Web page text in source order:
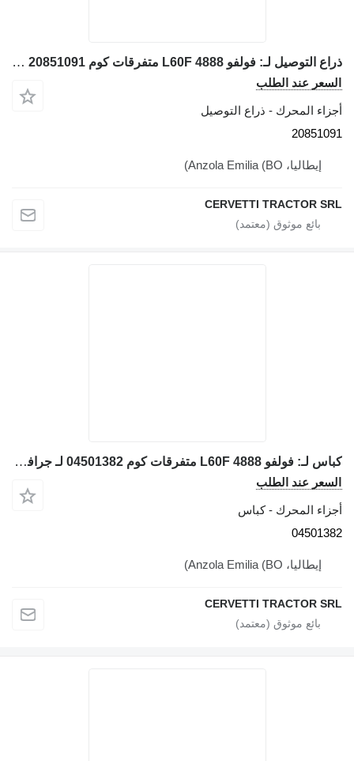
ذراع التوصيل لـ: فولفو L60F 4888 متفرقات كوم 20851091 لـ جرافة ذات عجلات Volvo L60F 4888, L60F
السعر عند الطلب
أجزاء المحرك - ذراع التوصيل
20851091
إيطاليا، Anzola Emilia (BO)
CERVETTI TRACTOR SRL
كباس لـ: فولفو L60F 4888 متفرقات كوم 04501382 لـ جرافة ذات عجلات Volvo L60F 4888, L60F
السعر عند الطلب
أجزاء المحرك - كباس
04501382
إيطاليا، Anzola Emilia (BO)
CERVETTI TRACTOR SRL